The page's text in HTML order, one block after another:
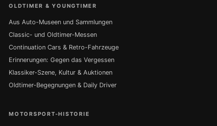
OLDTIMER & YOUNGTIMER
Aus Auto-Museen und Sammlungen
Classic- und Oldtimer-Messen
Continuation Cars & Retro-Fahrzeuge
Erinnerungen: Gegen das Vergessen
Klassiker-Szene, Kultur & Auktionen
Oldtimer-Begegnungen & Daily Driver
MOTORSPORT-HISTORIE